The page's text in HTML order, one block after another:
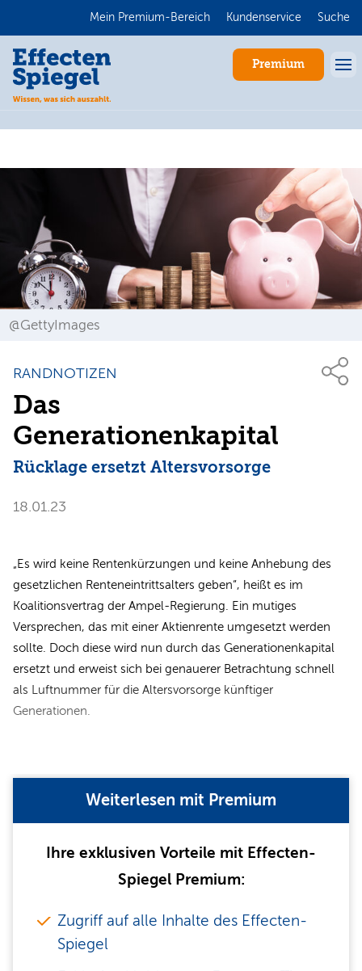
Mein Premium-Bereich Kundenservice Suche
Premium
@GettyImages
RANDNOTIZEN
Das
Generationenkapital
Rücklage ersetzt Altersvorsorge
18.01.23
„Es wird keine Rentenkürzungen und keine Anhebung des
gesetzlichen Renteneintrittsalters geben“, heißt es im
Koalitionsvertrag der Ampel-Regierung. Ein mutiges
Versprechen, das mit einer Aktienrente umgesetzt werden
sollte. Doch diese wird nun durch das Generationenkapital
ersetzt und erweist sich bei genauerer Betrachtung schnell
als Luftnummer für die Altersvorsorge künftiger
Generationen.
Weiterlesen mit Premium
Ihre exklusiven Vorteile mit Effecten-
Spiegel Premium:
Zugriff auf alle Inhalte des Effecten-
Spiegel
Anmelden